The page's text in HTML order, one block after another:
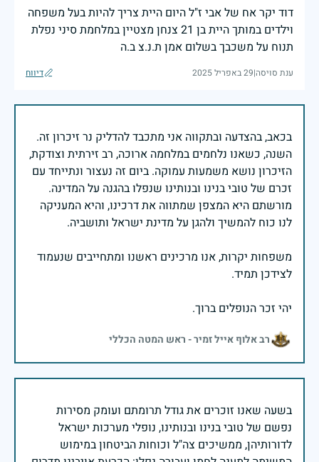
דוד יקר אח של אבי ז"ל היום היית צריך להיות בעל משפחה
וילדים במותך היית בן 21 צנחן מצטיין במלחמת סיני נפלת
תנוח על משכבך בשלום אמן ת.נ.צ ב.ה
ענת סויסה|29 באפריל 2025 דיווח
בכאב, בהצדעה ובתקווה אני מתכבד להדליק נר זיכרון זה.
השנה, כשאנו נלחמים במלחמה ארוכה, רב זירתית וצודקת,
הזיכרון נושא משמעות עמוקה. ביום זה נעצור ונתייחד עם
זכרם של טובי בנינו ובנותינו שנפלו בהגנה על המדינה.
מורשתם היא המצפן שמתווה את דרכינו, והיא המעניקה
משפחות יקרות, אנו מרכינים ראשנו ומתחייבים שנעמוד
יהי זכר הנופלים ברוך.
רב אלוף אייל זמיר - ראש המטה הכללי
בשעה שאנו זוכרים את גודל תרומתם ועומק מסירות
נפשם של טובי בנינו ובנותינו, נופלי מערכות ישראל
לדורותיהן, ממשיכים צה"ל וכוחות הביטחון במימוש